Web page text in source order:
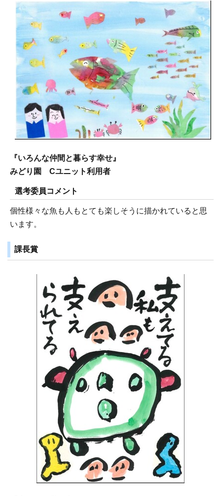
『いろんな仲間と暮らす幸せ』
みどり園 Cユニット利用者
選考委員コメント
個性様々な魚も人もとても楽しそうに描かれていると思
います。
課長賞